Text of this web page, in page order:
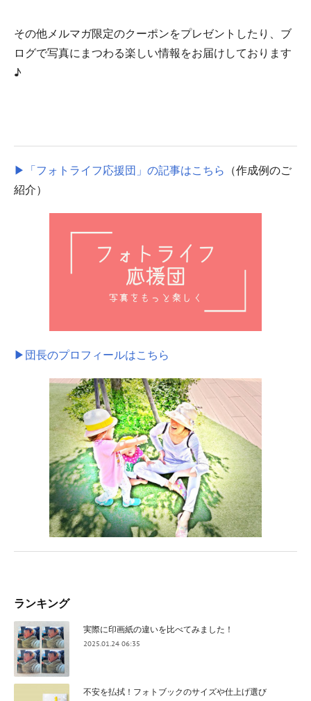
その他メルマガ限定のクーポンをプレゼントしたり、ブ
ログで写真にまつわる楽しい情報をお届けしております
♪
▶「フォトライフ応援団」の記事はこちら （作成例のご
紹介）
▶団長のプロフィールはこちら
ランキング
実際に印画紙の違いを比べてみました！
2025.01.24 06:35
不安を払拭！フォトブックのサイズや仕上げ選び